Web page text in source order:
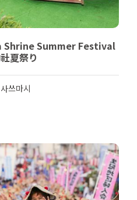
Shrine Summer Festival
夏祭り
쓰마시